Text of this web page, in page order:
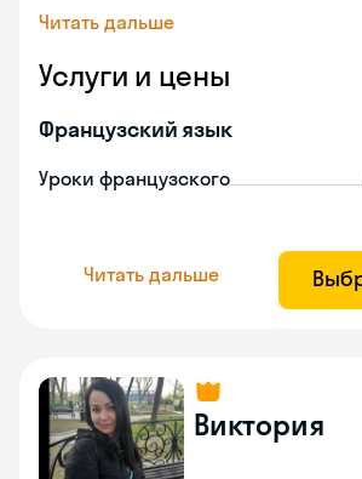
Читать дальше
Услуги и цены
Французский язык
Уроки французского
Читать дальше
Виктория